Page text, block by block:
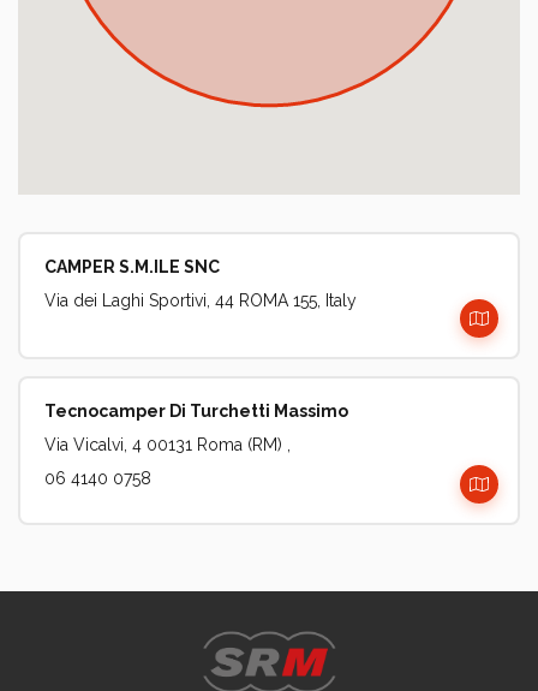
CAMPER S.M.ILE SNC
Via dei Laghi Sportivi, 44 ROMA 155, Italy
Tecnocamper Di Turchetti Massimo
Via Vicalvi, 4 00131 Roma (RM) ,
06 4140 0758